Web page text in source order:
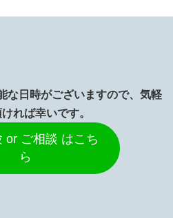
な日時がございますので、気軽
れば幸いです。
or ご相談 はこち
ら